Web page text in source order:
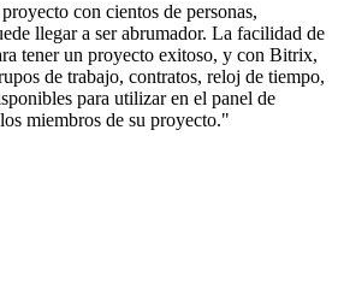
con cientos de personas,
llegar a ser abrumador. La facilidad de
tener un proyecto exitoso, y con Bitrix,
de trabajo, contratos, reloj de tiempo,
para utilizar en el panel de
miembros de su proyecto."